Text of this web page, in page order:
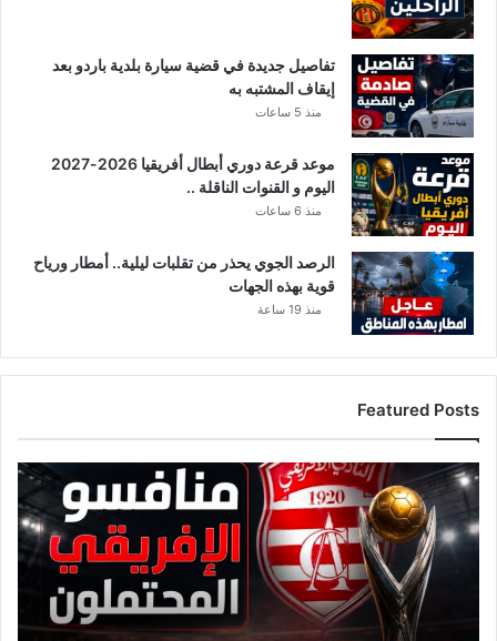
تفاصيل جديدة في قضية سيارة بلدية باردو بعد
إيقاف المشتبه به
منذ 5 ساعات
موعد قرعة دوري أبطال أفريقيا 2026-2027
اليوم و القنوات الناقلة ..
منذ 6 ساعات
الرصد الجوي يحذر من تقلبات ليلية.. أمطار ورياح
قوية بهذه الجهات
منذ 19 ساعة
Featured Posts
قائمة
منافسي
النادي
الإفريقي